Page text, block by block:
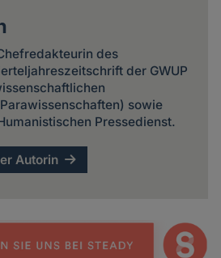
des
der GWUP
sowie
Pressedienst.
Autorin